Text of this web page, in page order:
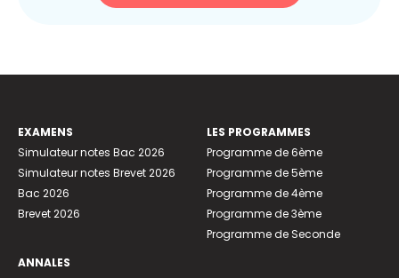
EXAMENS
Simulateur notes Bac 2026
Simulateur notes Brevet 2026
Bac 2026
Brevet 2026
ANNALES
LES PROGRAMMES
Programme de 6ème
Programme de 5ème
Programme de 4ème
Programme de 3ème
Programme de Seconde